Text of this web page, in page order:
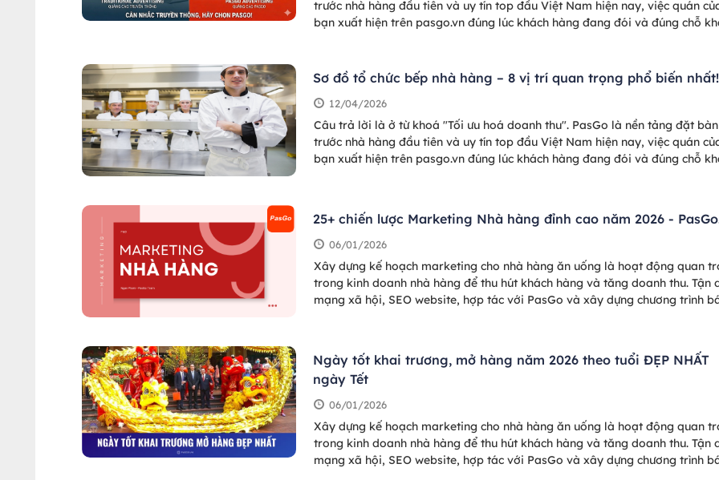
trước nhà hàng đầu tiên và uy tín top đầu Việt Nam hiện nay, việc quán
bạn xuất hiện trên pasgo.vn đúng lúc khách hàng đang đói và đúng chỗ
Sơ đồ tổ chức bếp nhà hàng – 8 vị trí quan trọng phổ biến nhất!
12/04/2026
Câu trả lời là ở từ khoá "Tối ưu hoá doanh thu". PasGo là nền tảng đặt bàn
trước nhà hàng đầu tiên và uy tín top đầu Việt Nam hiện nay, việc quán
bạn xuất hiện trên pasgo.vn đúng lúc khách hàng đang đói và đúng chỗ
25+ chiến lược Marketing Nhà hàng đỉnh cao năm 2026 -
06/01/2026
Xây dựng kế hoạch marketing cho nhà hàng ăn uống là hoạt động quan
trong kinh doanh nhà hàng để thu hút khách hàng và tăng doanh thu. Tận
mạng xã hội, SEO website, hợp tác với PasGo và xây dựng chương trình
Ngày tốt khai trương, mở hàng năm 2026 theo tuổi ĐẸP NHẤT
ngày Tết
06/01/2026
Xây dựng kế hoạch marketing cho nhà hàng ăn uống là hoạt động quan
trong kinh doanh nhà hàng để thu hút khách hàng và tăng doanh thu. Tận
mạng xã hội, SEO website, hợp tác với PasGo và xây dựng chương trình